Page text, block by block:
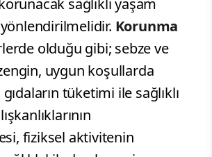
sağlıklı yaşam
Korunma
olduğu gibi; sebze ve
uygun koşullarda
gıdaların tüketimi ile sağlıklı
fiziksel aktivitenin